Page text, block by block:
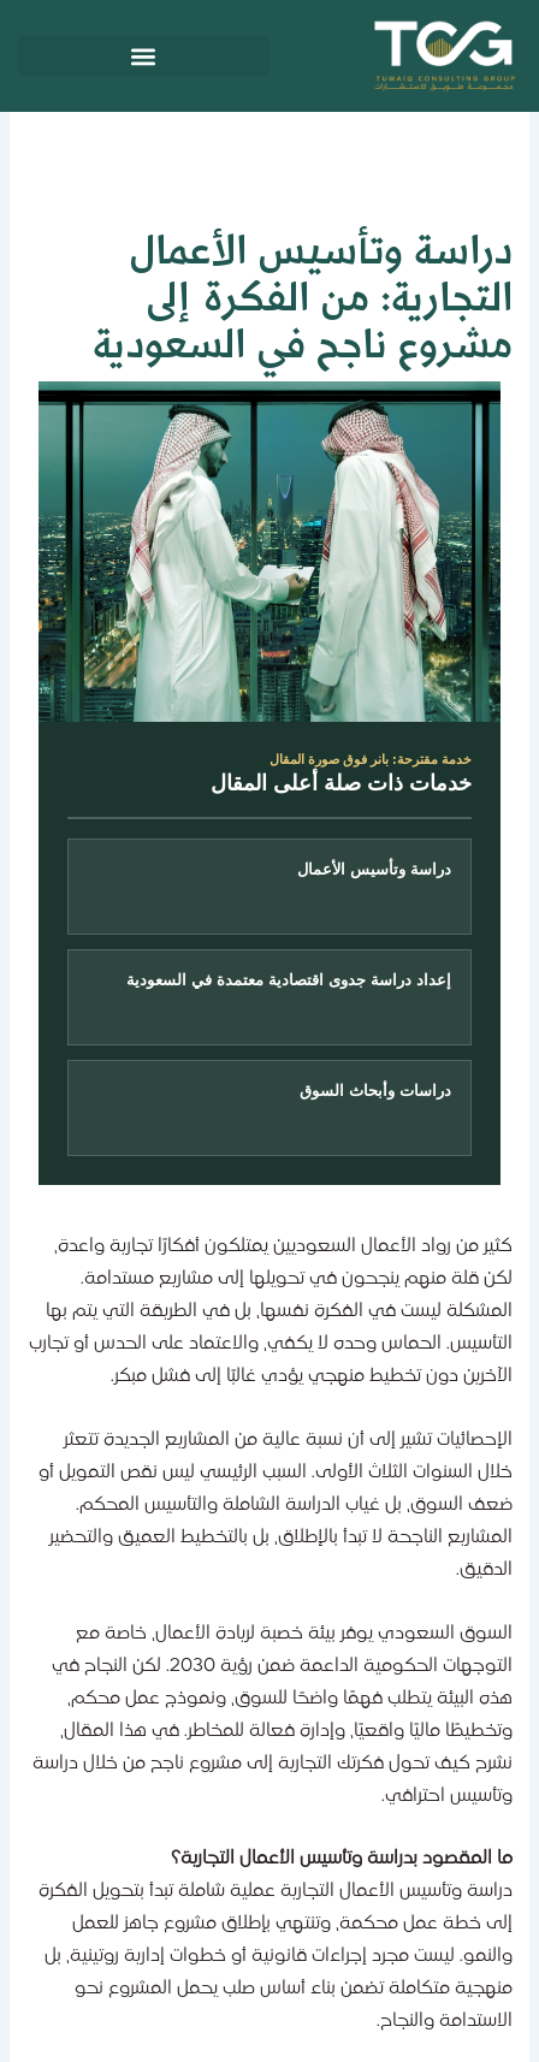
وتأسيس الأعمال
من الفكرة إلى
ناجح في السعودية
خدمة مقترحة: بانر فوق صورة المقال
خدمات ذات صلة أعلى المقال
دراسة وتأسيس الأعمال
إعداد دراسة جدوى اقتصادية معتمدة في السعودية
دراسات وأبحاث السوق
من رواد الأعمال السعوديين يمتلكون أفكارًا تجارية واعدة،
قلة منهم ينجحون في تحويلها إلى مشاريع مستدامة.
ليست في الفكرة نفسها، بل في الطريقة التي يتم بها
الحماس وحده لا يكفي، والاعتماد على الحدس أو تجارب
دون تخطيط منهجي يؤدي غالبًا إلى فشل مبكر.
تشير إلى أن نسبة عالية من المشاريع الجديدة تتعثر
السنوات الثلاث الأولى. السبب الرئيسي ليس نقص التمويل أو
السوق، بل غياب الدراسة الشاملة والتأسيس المحكم.
الناجحة لا تبدأ بالإطلاق، بل بالتخطيط العميق والتحضير
السعودي يوفر بيئة خصبة لريادة الأعمال، خاصة مع
التوجهات الحكومية الداعمة ضمن رؤية 2030. لكن النجاح في
البيئة يتطلب فهمًا واضحًا للسوق، ونموذج عمل محكم،
ماليًا واقعيًا، وإدارة فعالة للمخاطر. في هذا المقال،
كيف تحول فكرتك التجارية إلى مشروع ناجح من خلال دراسة
احترافي.
المقصود بدراسة وتأسيس الأعمال التجارية؟
وتأسيس الأعمال التجارية عملية شاملة تبدأ بتحويل الفكرة
خطة عمل محكمة، وتنتهي بإطلاق مشروع جاهز للعمل
ليست مجرد إجراءات قانونية أو خطوات إدارية روتينية، بل
متكاملة تضمن بناء أساس صلب يحمل المشروع نحو
والنجاح.